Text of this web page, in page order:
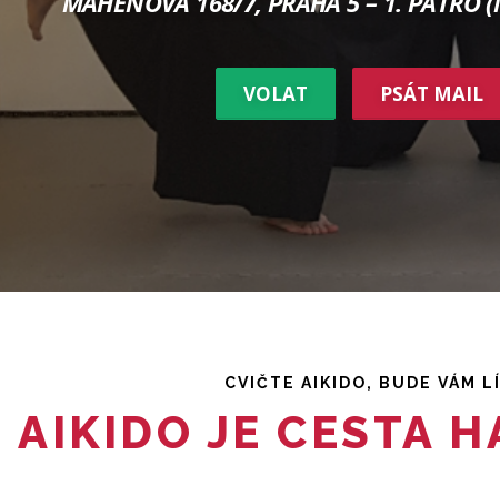
VOLAT PSÁT MAIL
CVIČTE AIKIDO, BUDE VÁM
AIKIDO JE CESTA